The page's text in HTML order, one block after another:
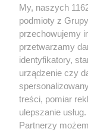
My, naszych
podmioty z
przechowujemy
przetwarzamy
identyfikatory,
urządzenie czy
treści, pomiar
ulepszanie
Partnerzy